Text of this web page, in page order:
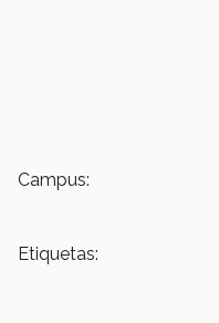
Campus:
Etiquetas: